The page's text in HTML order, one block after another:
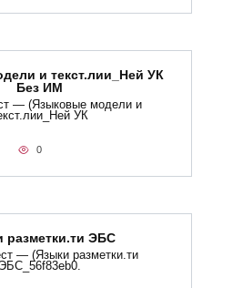
и текст.лии_Ней УК
Без ИМ
— (Языковые модели и
УК
0
разметки.ти​ ЭБС
— (Языки разметки.ти​
ЭБС_56f83eb0.